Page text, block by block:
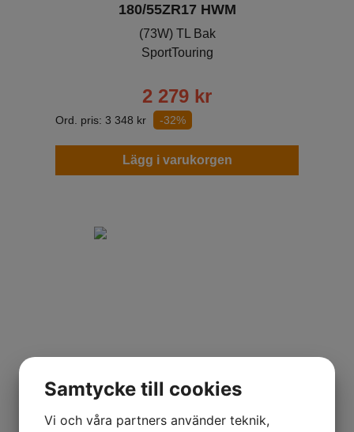
180/55ZR17 HWM
(73W) TL Bak
SportTouring
2 279 kr
Ord. pris: 3 348 kr -32%
Lägg i varukorgen
190/50ZR17 HWM
Samtycke till cookies
Vi och våra partners använder teknik,